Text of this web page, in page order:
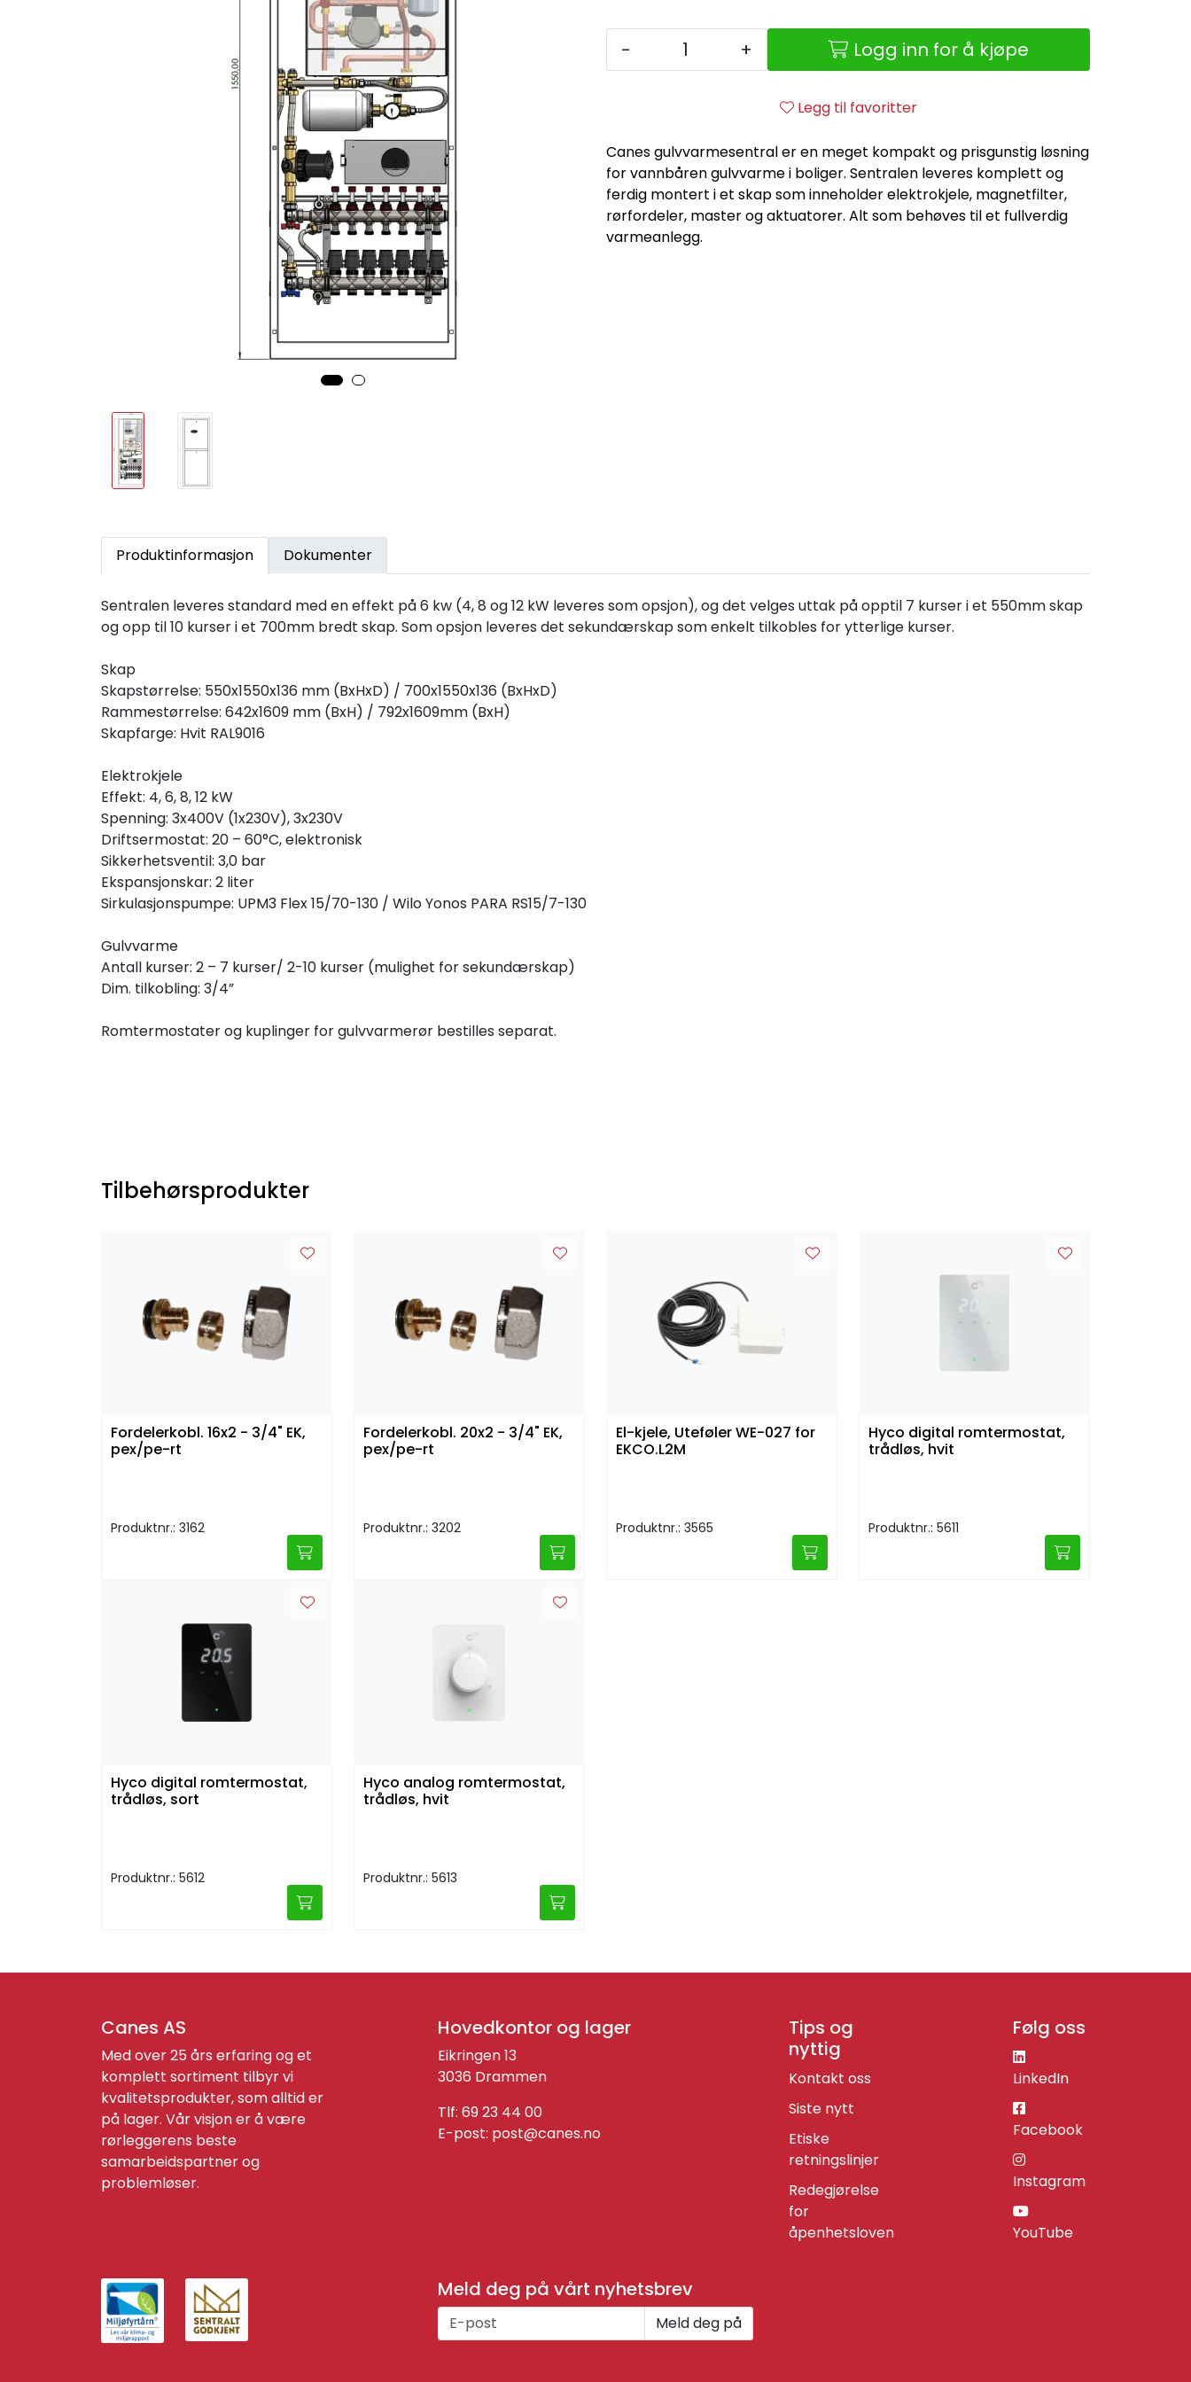
- + Logg inn for å kjøpe
Legg til favoritter
Canes gulvvarmesentral er en meget kompakt og prisgunstig løsning
for vannbåren gulvvarme i boliger. Sentralen leveres komplett og
ferdig montert i et skap som inneholder elektrokjele, magnetfilter,
rørfordeler, master og aktuatorer. Alt som behøves til et fullverdig
varmeanlegg.
Produktinformasjon Dokumenter
Sentralen leveres standard med en effekt på 6 kw (4, 8 og 12 kW leveres som opsjon), og det velges uttak på opptil 7 kurser i et 550mm skap
og opp til 10 kurser i et 700mm bredt skap. Som opsjon leveres det sekundærskap som enkelt tilkobles for ytterlige kurser.
Skap
Skapstørrelse: 550x1550x136 mm (BxHxD) / 700x1550x136 (BxHxD)
Rammestørrelse: 642x1609 mm (BxH) / 792x1609mm (BxH)
Skapfarge: Hvit RAL9016
Elektrokjele
Effekt: 4, 6, 8, 12 kW
Spenning: 3x400V (1x230V), 3x230V
Driftsermostat: 20 – 60°C, elektronisk
Sikkerhetsventil: 3,0 bar
Ekspansjonskar: 2 liter
Sirkulasjonspumpe: UPM3 Flex 15/70-130 / Wilo Yonos PARA RS15/7-130
Gulvvarme
Antall kurser: 2 – 7 kurser/ 2-10 kurser (mulighet for sekundærskap)
Dim. tilkobling: 3/4”
Romtermostater og kuplinger for gulvvarmerør bestilles separat.
Tilbehørsprodukter
Fordelerkobl. 16x2 - 3/4" EK,
pex/pe-rt
Produktnr.: 3162
Fordelerkobl. 20x2 - 3/4" EK,
pex/pe-rt
Produktnr.: 3202
El-kjele, Uteføler WE-027 for
EKCO.L2M
Produktnr.: 3565
Hyco digital romtermostat,
trådløs, hvit
Produktnr.: 5611
Hyco digital romtermostat,
trådløs, sort
Produktnr.: 5612
Hyco analog romtermostat,
trådløs, hvit
Produktnr.: 5613
Canes AS
Med over 25 års erfaring og et
komplett sortiment tilbyr vi
kvalitetsprodukter, som alltid er
på lager. Vår visjon er å være
rørleggerens beste
samarbeidspartner og
problemløser.
Hovedkontor og lager
Eikringen 13
3036 Drammen
Tlf: 69 23 44 00
E-post: post@canes.no
Tips og
nyttig
Kontakt oss
Siste nytt
Etiske
retningslinjer
Redegjørelse
for
åpenhetsloven
Følg oss
LinkedIn
Facebook
Instagram
YouTube
Meld deg på vårt nyhetsbrev
Meld deg på